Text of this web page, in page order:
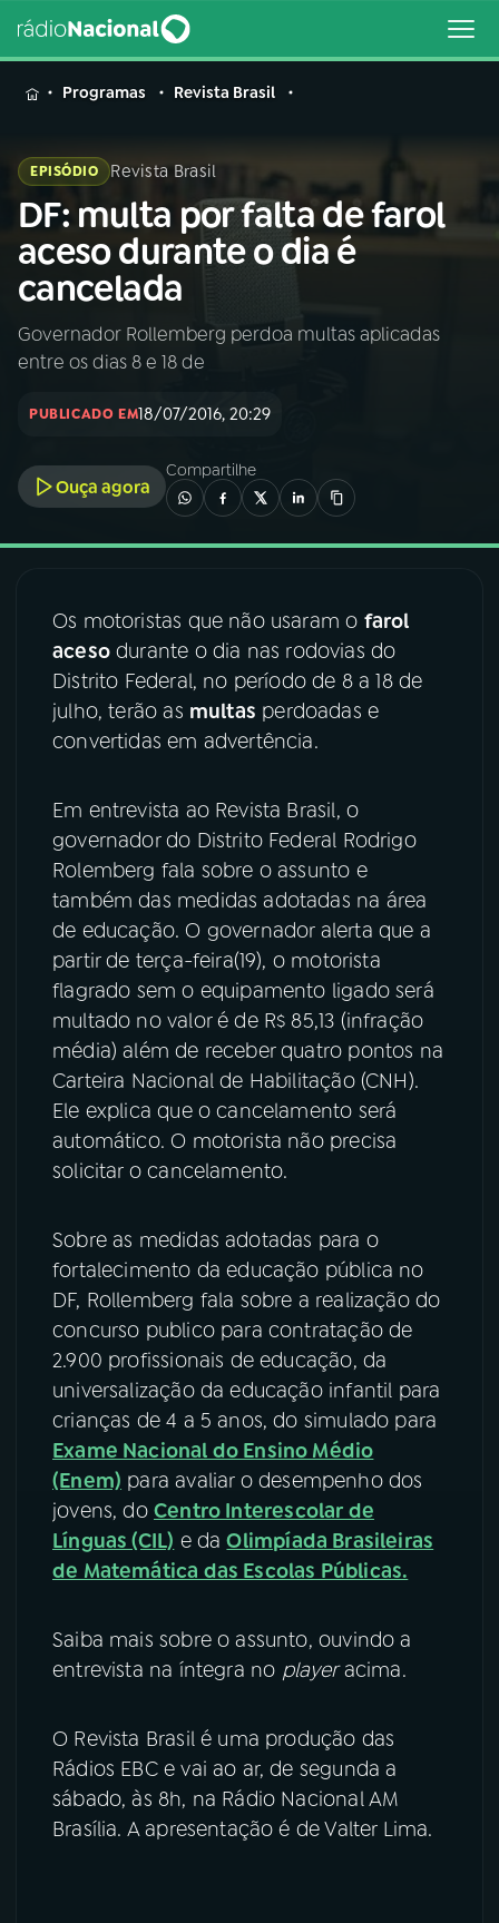
MENU
Buscar
na
Rádio
Nacional
Buscar
AO VIVO
INÍCIO
A RÁDIO
03PROGRAMAÇÃO
04PROGRAMAS
PODCASTS
07ÚLTIMAS
FESTIVAL DE MÚSICA
ACOMPANHE A RÁDIO NACIONAL
YouTube Facebook
TikTok
Programas Revista Brasil
EPISÓDIO Revista Brasil
DF: multa por falta de farol
aceso durante o dia é
cancelada
Governador Rollemberg perdoa multas aplicadas
entre os dias 8 e 18 de
PUBLICADO EM18/07/2016, 20:29
Ouça agora
Compartilhe
Os motoristas que não usaram o farol
acesodurante o dia nas rodovias do
Distrito Federal, no período de 8 a 18 de
julho, terão as multas perdoadas e
convertidas em advertência.
Em entrevista ao Revista Brasil, o
governador do Distrito Federal Rodrigo
Rolemberg fala sobre o assunto e
também das medidas adotadas na área
de educação. O governador alerta que a
partir de terça-feira(19), o motorista
flagrado sem o equipamento ligado será
multado no valor é de R$ 85,13 (infração
média) além de receber quatro pontos na
Carteira Nacional de Habilitação (CNH).
Ele explica que o cancelamento será
automático. O motorista não precisa
solicitar o cancelamento.
Sobre as medidas adotadas para o
fortalecimento da educação pública no
DF, Rollemberg fala sobre a realização do
concurso publico para contratação de
2.900 profissionais de educação, da
universalização da educação infantil para
crianças de 4 a 5 anos, do simulado para
Exame Nacional do Ensino Médio
(Enem) para avaliar o desempenho dos
jovens, do Centro Interescolar de
Línguas (CIL) e daOlimpíada Brasileiras
de Matemática das Escolas Públicas.
Saiba mais sobre o assunto, ouvindo a
entrevista na íntegra no playeracima.
O Revista Brasil é uma produção das
Rádios EBC e vai ao ar, de segunda a
sábado, às 8h, na Rádio Nacional AM
Brasília. A apresentação é de Valter Lima.